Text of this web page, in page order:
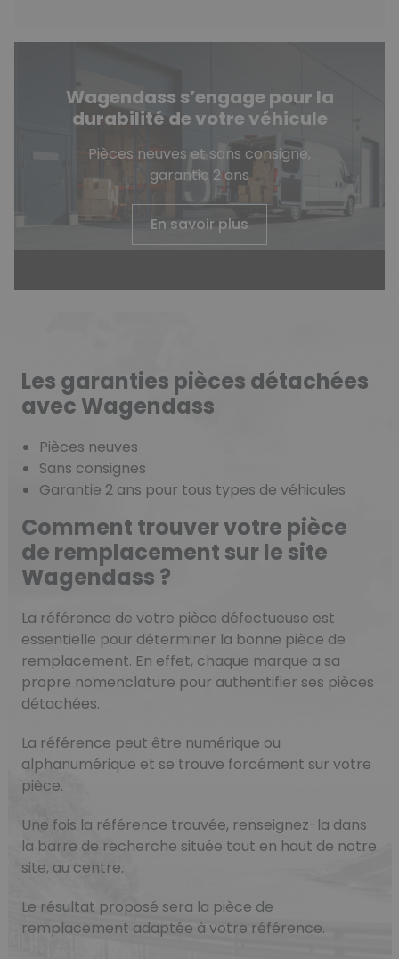
Wagendass s’engage pour la
durabilité de votre véhicule
Pièces neuves et sans consigne,
garantie 2 ans
En savoir plus
Les garanties pièces détachées
avec Wagendass
Pièces neuves
Sans consignes
Garantie 2 ans pour tous types de véhicules
Comment trouver votre pièce
de remplacement sur le site
Wagendass ?
La référence de votre pièce défectueuse est
essentielle pour déterminer la bonne pièce de
remplacement. En effet, chaque marque a sa
propre nomenclature pour authentifier ses pièces
détachées.
La référence peut être numérique ou
alphanumérique et se trouve forcément sur votre
pièce.
Une fois la référence trouvée, renseignez-la dans
la barre de recherche située tout en haut de notre
site, au centre.
Le résultat proposé sera la pièce de
remplacement adaptée à votre référence.